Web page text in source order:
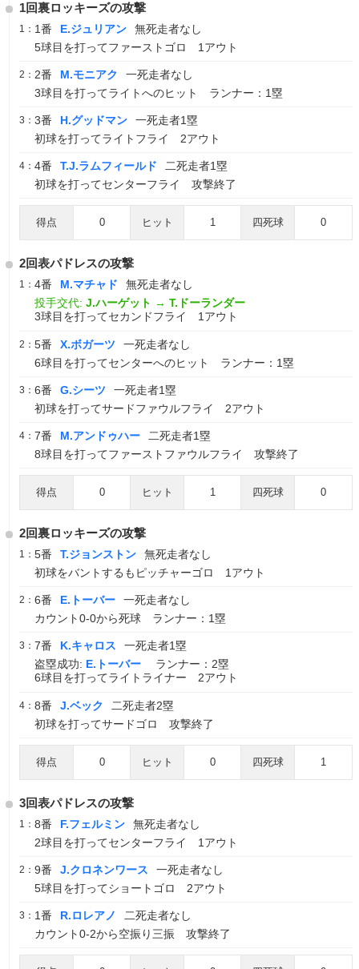
1回裏ロッキーズの攻撃
1： 1番 E.ジュリアン
無死走者なし
5球目を打ってファーストゴロ 1アウト
2： 2番 M.モニアク
一死走者なし
3球目を打ってライトへのヒット ランナー：1塁
3： 3番 H.グッドマン
一死走者1塁
初球を打ってライトフライ 2アウト
4： 4番 T.J.ラムフィールド
二死走者1塁
初球を打ってセンターフライ 攻撃終了
得点 0 ヒット 1 四死球 0
2回表パドレスの攻撃
1： 4番 M.マチャド
無死走者なし
投手交代: J.ハーゲット → T.ドーランダー
3球目を打ってセカンドフライ 1アウト
2： 5番 X.ボガーツ
一死走者なし
6球目を打ってセンターへのヒット ランナー：1塁
3： 6番 G.シーツ
一死走者1塁
初球を打ってサードファウルフライ 2アウト
4： 7番 M.アンドゥハー
二死走者1塁
8球目を打ってファーストファウルフライ 攻撃終了
得点 0 ヒット 1 四死球 0
2回裏ロッキーズの攻撃
1： 5番 T.ジョンストン
無死走者なし
初球をバントするもピッチャーゴロ 1アウト
2： 6番 E.トーバー
一死走者なし
カウント0-0から死球 ランナー：1塁
3： 7番 K.キャロス
一死走者1塁
盗塁成功: E.トーバー
ランナー：2塁
6球目を打ってライトライナー 2アウト
4： 8番 J.ベック
二死走者2塁
初球を打ってサードゴロ 攻撃終了
得点 0 ヒット 0 四死球 1
3回表パドレスの攻撃
1： 8番 F.フェルミン
無死走者なし
2球目を打ってセンターフライ 1アウト
2： 9番 J.クロネンワース
一死走者なし
5球目を打ってショートゴロ 2アウト
3： 1番 R.ロレアノ
二死走者なし
カウント0-2から空振り三振 攻撃終了